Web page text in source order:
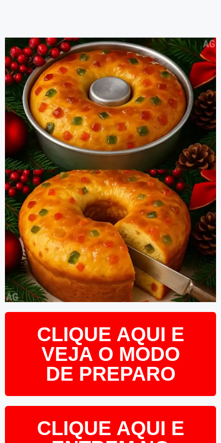
CLIQUE AQUI E
VEJA O MODO
DE PREPARO
CLIQUE AQUI E